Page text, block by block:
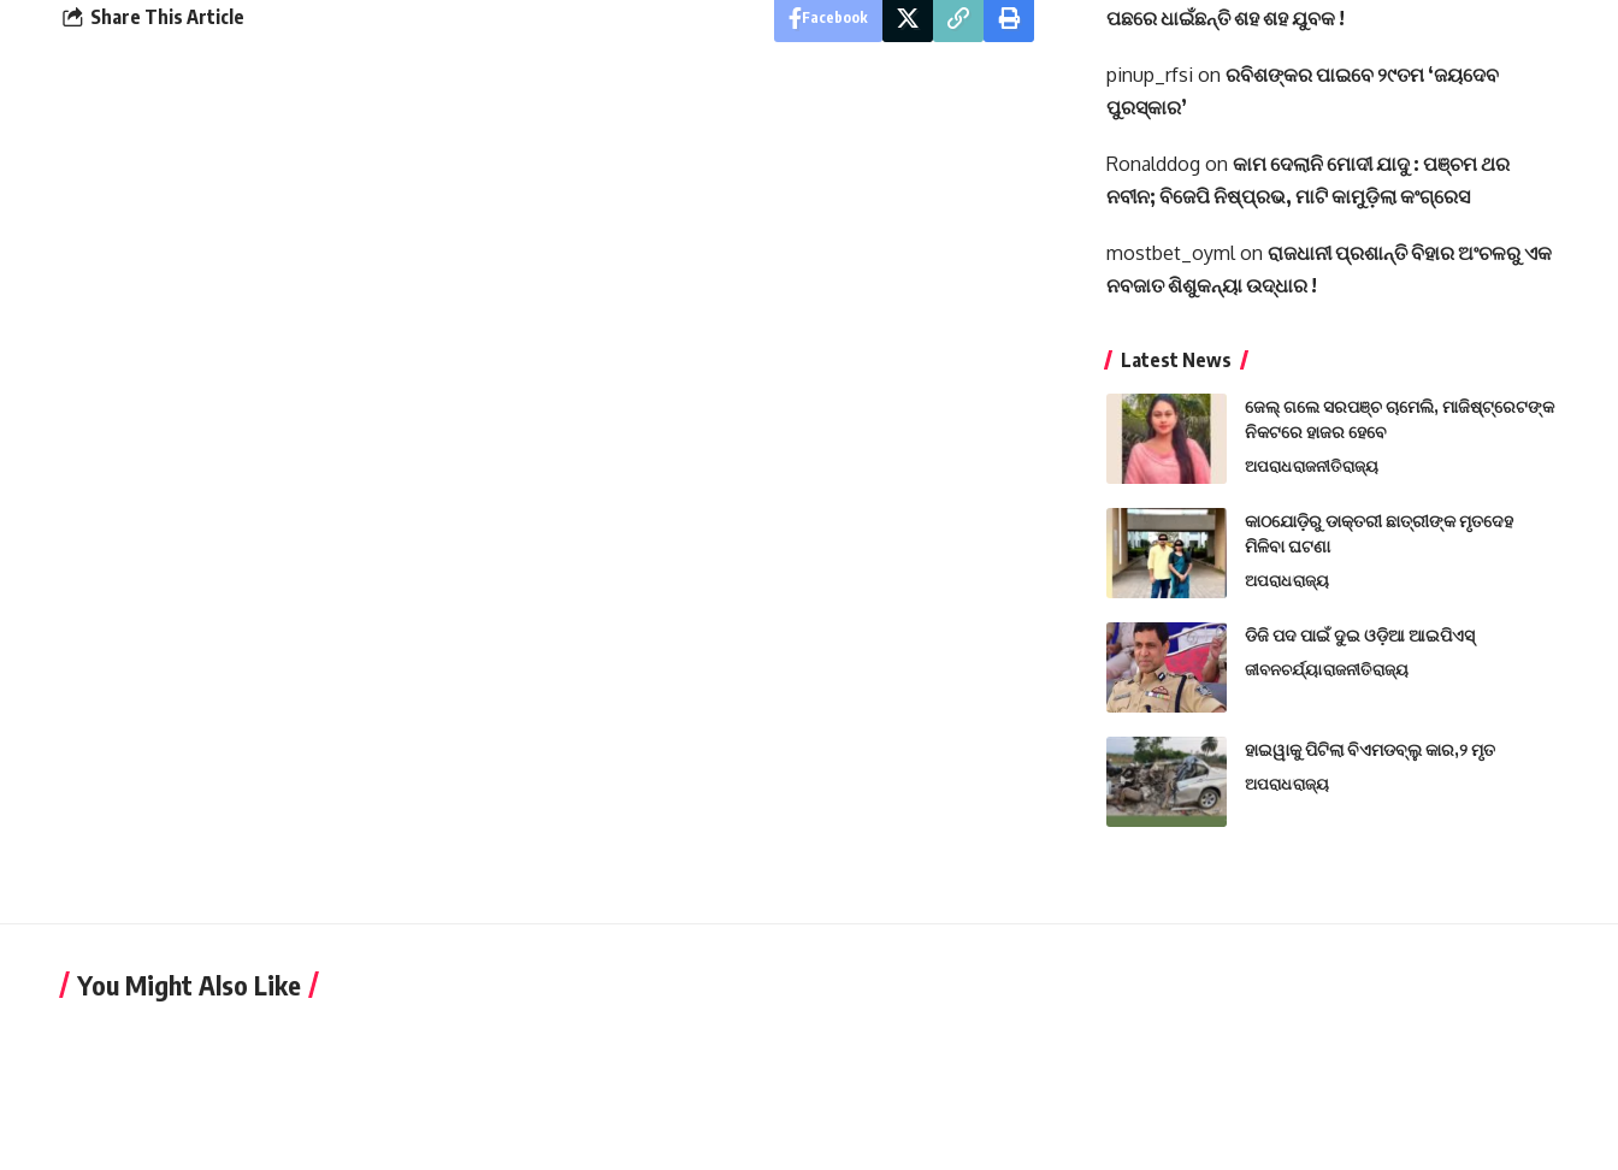
Share This Article Facebook
ପଛରେ ଧାଇଁଛନ୍ତି ଶହ ଶହ ଯୁବକ !
pinup_rfsi on ରବିଶଙ୍କର ପାଇବେ ୨୯ତମ ‘ଜୟଦେବ
ପୁରସ୍କାର’
Ronalddog on କାମ ଦେଲାନି ମୋଦୀ ଯାଦୁ : ପଞ୍ଚମ ଥର
ନବୀନ; ବିଜେପି ନିଷ୍ପ୍ରଭ, ମାଟି କାମୁଡ଼ିଲା କଂଗ୍ରେସ
mostbet_oymlon ରାଜଧାନୀ ପ୍ରଶାନ୍ତି ବିହାର ଅଂଚଳରୁ ଏକ
ନବଜାତ ଶିଶୁକନ୍ୟା ଉଦ୍ଧାର !
Latest News
ଜେଲ୍ ଗଲେ ସରପଞ୍ଚ ଚାମେଲି, ମାଜିଷ୍ଟ୍ରେଟଙ୍କ
ନିକଟରେ ହାଜର ହେବେ
ଅପରାଧରାଜନୀତିରାଜ୍ୟ
କାଠଯୋଡ଼ିରୁ ଡାକ୍ତରୀ ଛାତ୍ରୀଙ୍କ ମୃତଦେହ
ମିଳିବା ଘଟଣା
ଅପରାଧରାଜ୍ୟ
ଡିଜି ପଦ ପାଇଁ ଦୁଇ ଓଡ଼ିଆ ଆଇପିଏସ୍
ଜୀବନଚର୍ଯ୍ୟାରାଜନୀତିରାଜ୍ୟ
ହାଇୱାକୁ ପିଟିଲା ବିଏମଡବ୍ଲୁ କାର,୨ ମୃତ
ଅପରାଧରାଜ୍ୟ
You Might Also Like